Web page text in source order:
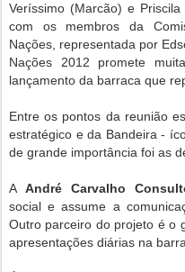
Veríssimo (Marcão) e
com os membros da
Nações, representada por
Nações 2012 promete
lançamento da barraca que
Entre os pontos da reunião
estratégico e da Bandeira -
de grande importância foi as
A André Carvalho
social e assume a
Outro parceiro do projeto é o
apresentações diárias na